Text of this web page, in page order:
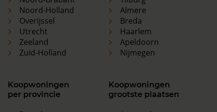
Noord-Holland
Overijssel
Utrecht
Zeeland
Zuid-Holland
Almere
Breda
Haarlem
Apeldoorn
Nijmegen
Koopwoningen
per provincie
Koopwoningen
grootste plaatsen